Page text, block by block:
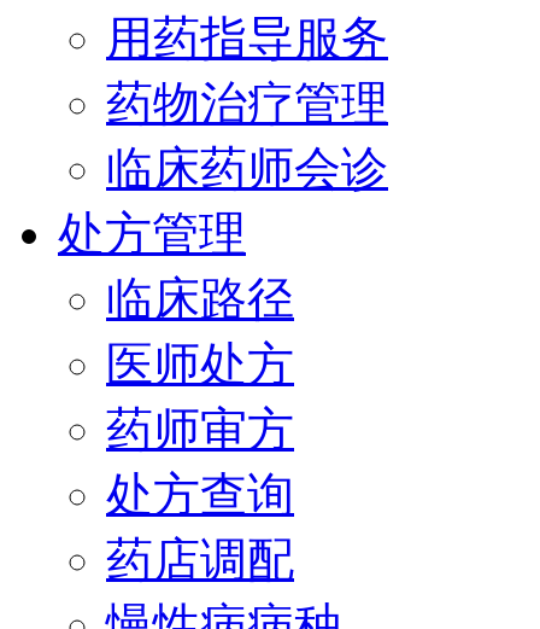
用药指导服务
药物治疗管理
临床药师会诊
处方管理
临床路径
医师处方
药师审方
处方查询
药店调配